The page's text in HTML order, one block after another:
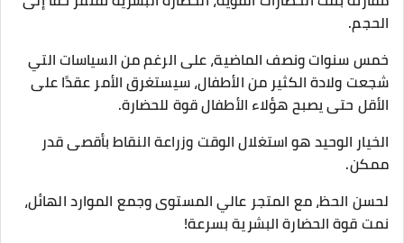
الحجم.
خمس سنوات ونصف الماضية، على الرغم من السياسات التي
شجعت ولادة الكثير من الأطفال، سيستغرق الأمر عقدًا على
الأقل حتى يصبح هؤلاء الأطفال قوة للحضارة.
الخيار الوحيد هو استغلال الوقت وزراعة النقاط بأقصى قدر
ممكن.
لحسن الحظ، مع المتجر عالي المستوى وجمع الموارد الهائل،
نمت قوة الحضارة البشرية بسرعة!